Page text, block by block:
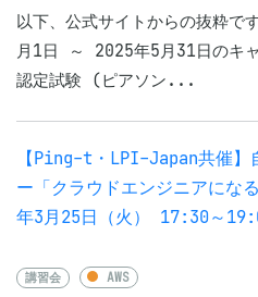
以下、公式サイトからの抜
月1日 ～ 2025年5月31日のキ
認定試験 (ピアソン...
【Ping-t・LPI-Japan共催】
ー「クラウドエンジニアにな
年3月25日（火） 17:30～
講習会 AWS